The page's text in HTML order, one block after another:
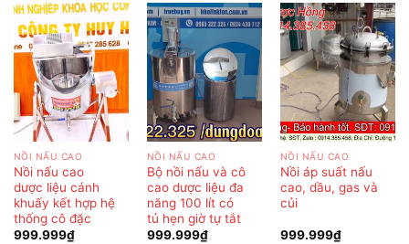
NỒI NẤU CAO
Nồi nấu cao
dược liệu cánh
khuấy kết hợp hệ
thống cô đặc
999.999₫
NỒI NẤU CAO
Bộ nồi nấu và cô
cao dược liệu đa
năng 100 lít có
tủ hẹn giờ tự tắt
999.999₫
NỒI NẤU CAO
Nồi áp suất nấu
cao, dầu, gas và
củi
999.999₫